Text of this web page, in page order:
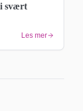
svært
Les mer